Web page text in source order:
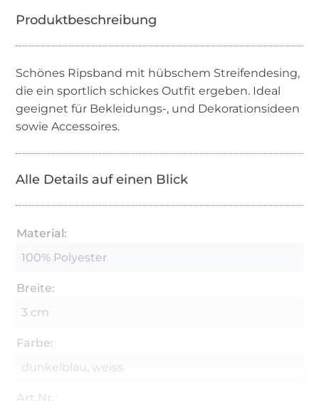
Schönes Ripsband mit hübschem Streifendesing,
die ein sportlich schickes Outfit ergeben. Ideal
geeignet für Bekleidungs-, und Dekorationsideen
sowie Accessoires.
Alle Details auf einen Blick
Material:
100% Polyester
Breite:
3 cm
Farbe:
dunkelblau, weiss
Art.Nr.: